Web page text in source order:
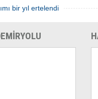
bir yıl ertelendi